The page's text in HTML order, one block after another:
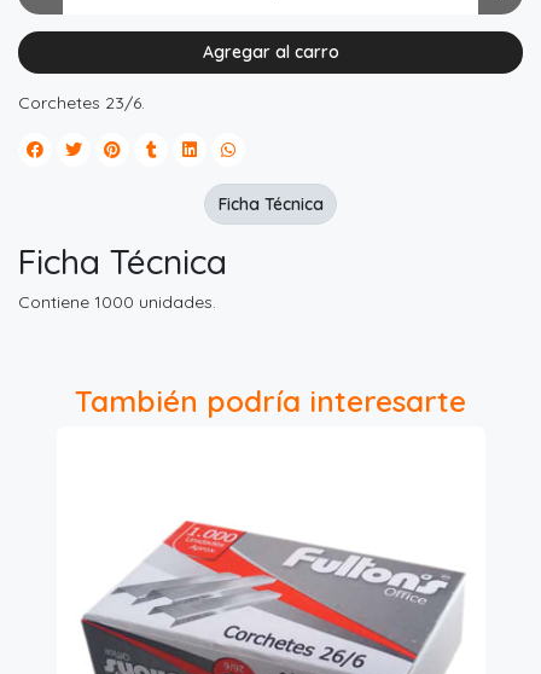
Agregar al carro
Corchetes 23/6.
Ficha Técnica
Contiene 1000 unidades.
Ficha Técnica
También podría interesarte